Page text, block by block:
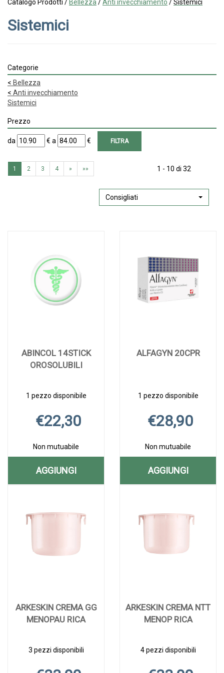
Catalogo Prodotti / Bellezza /Anti invecchiamento /Sistemici
Sistemici
Categorie
< Bellezza
< Anti invecchiamento
Sistemici
Prezzo
filtra
da
da €
filtra
a
a €
1 2 3 4 » »» 1 - 10 di 32
Consigliati
ABINCOL 14STICK
OROSOLUBILI
1 pezzo disponibile
€22,30
Non mutuabile
AGGIUNGI
AGGIUNGI ABINCOL
OROSOLUBILI AL
CARRELLO
wishlist
OROSOLUBILI
ALFAGYN 20CPR
1 pezzo disponibile
€28,90
Non mutuabile
AGGIUNGI
AGGIUNGI
ARKESKIN CREMA GG
MENOPAU RICA
3 pezzi disponibili
ARKESKIN CREMA NTT
MENOP RICA
4 pezzi disponibili